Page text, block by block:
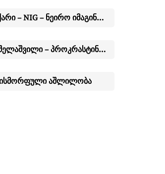
მოქშა ფეიქარი – NIG – ნეირო იმაგინატორული გეშტალტი (NLP, Art – თერაპია, სისტემური განლაგება)
ლელა ტყეშელაშვილი – პროკრასტინაცია – გადადებული ცხოვრება
აშლილობა